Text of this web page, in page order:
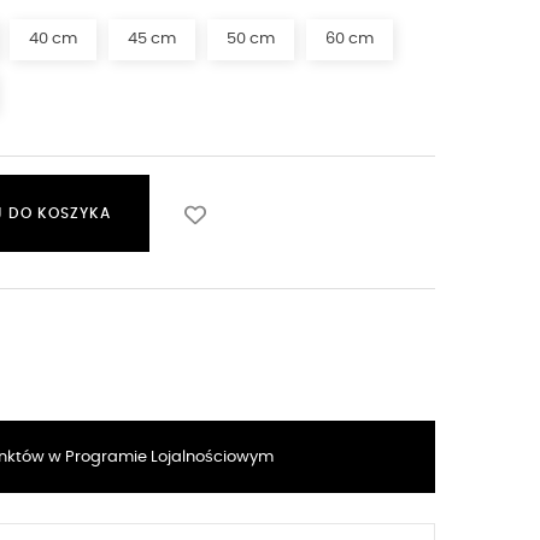
40 cm 45 cm 50 cm 60 cm
DO KOSZYKA
w Programie Lojalnościowym